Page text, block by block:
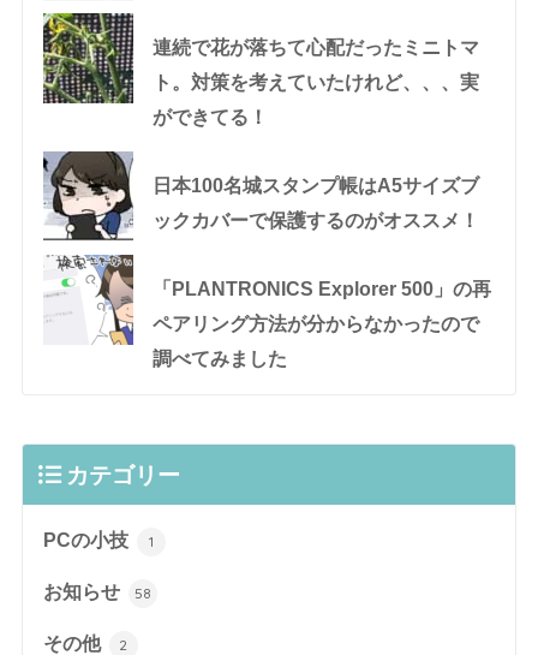
連続で花が落ちて心配だったミニトマ
ト。対策を考えていたけれど、、、実
ができてる！
日本100名城スタンプ帳はA5サイズブ
ックカバーで保護するのがオススメ！
「PLANTRONICS Explorer 500」の再
ペアリング方法が分からなかったので
調べてみました
カテゴリー
PCの小技 1
お知らせ 58
その他 2